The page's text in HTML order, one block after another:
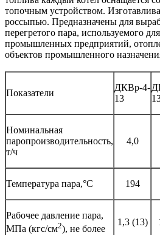
топочным устройством.
россыпью. Предназначены для
перегретого пара, используемого
промышленных предприятий,
объектов промышленного
Показатели
ДКВр-4-
13
Номинальная
паропроизводительность,
т/ч
4,0
Температура пара,°С 194
Рабочее давление пара,
МПа (кгс/см2), не более
1,3 (13)